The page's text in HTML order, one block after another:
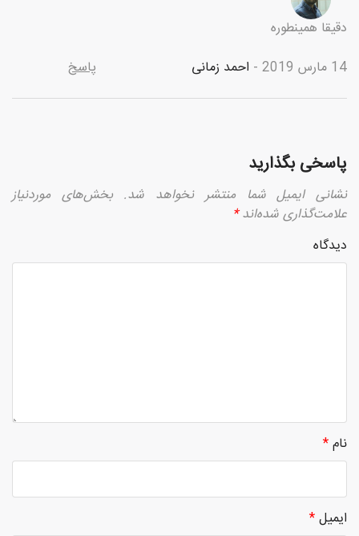
دقیقا همینطوره
احمد زمانی
14 مارس 2019 پاسخ
پاسخی بگذارید
نشانی ایمیل شما منتشر نخواهد شد. بخش‌های موردنیاز
علامت‌گذاری شده‌اند*
دیدگاه
نام*
ایمیل*